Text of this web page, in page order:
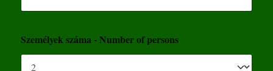
Személyek száma - Number of persons